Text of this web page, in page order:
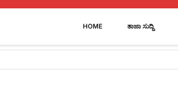
HOME ತಾಜಾ ಸುದ್ದಿ